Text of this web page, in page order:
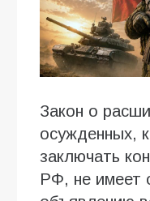
Закон о
осужденных,
заключать
РФ, не имеет